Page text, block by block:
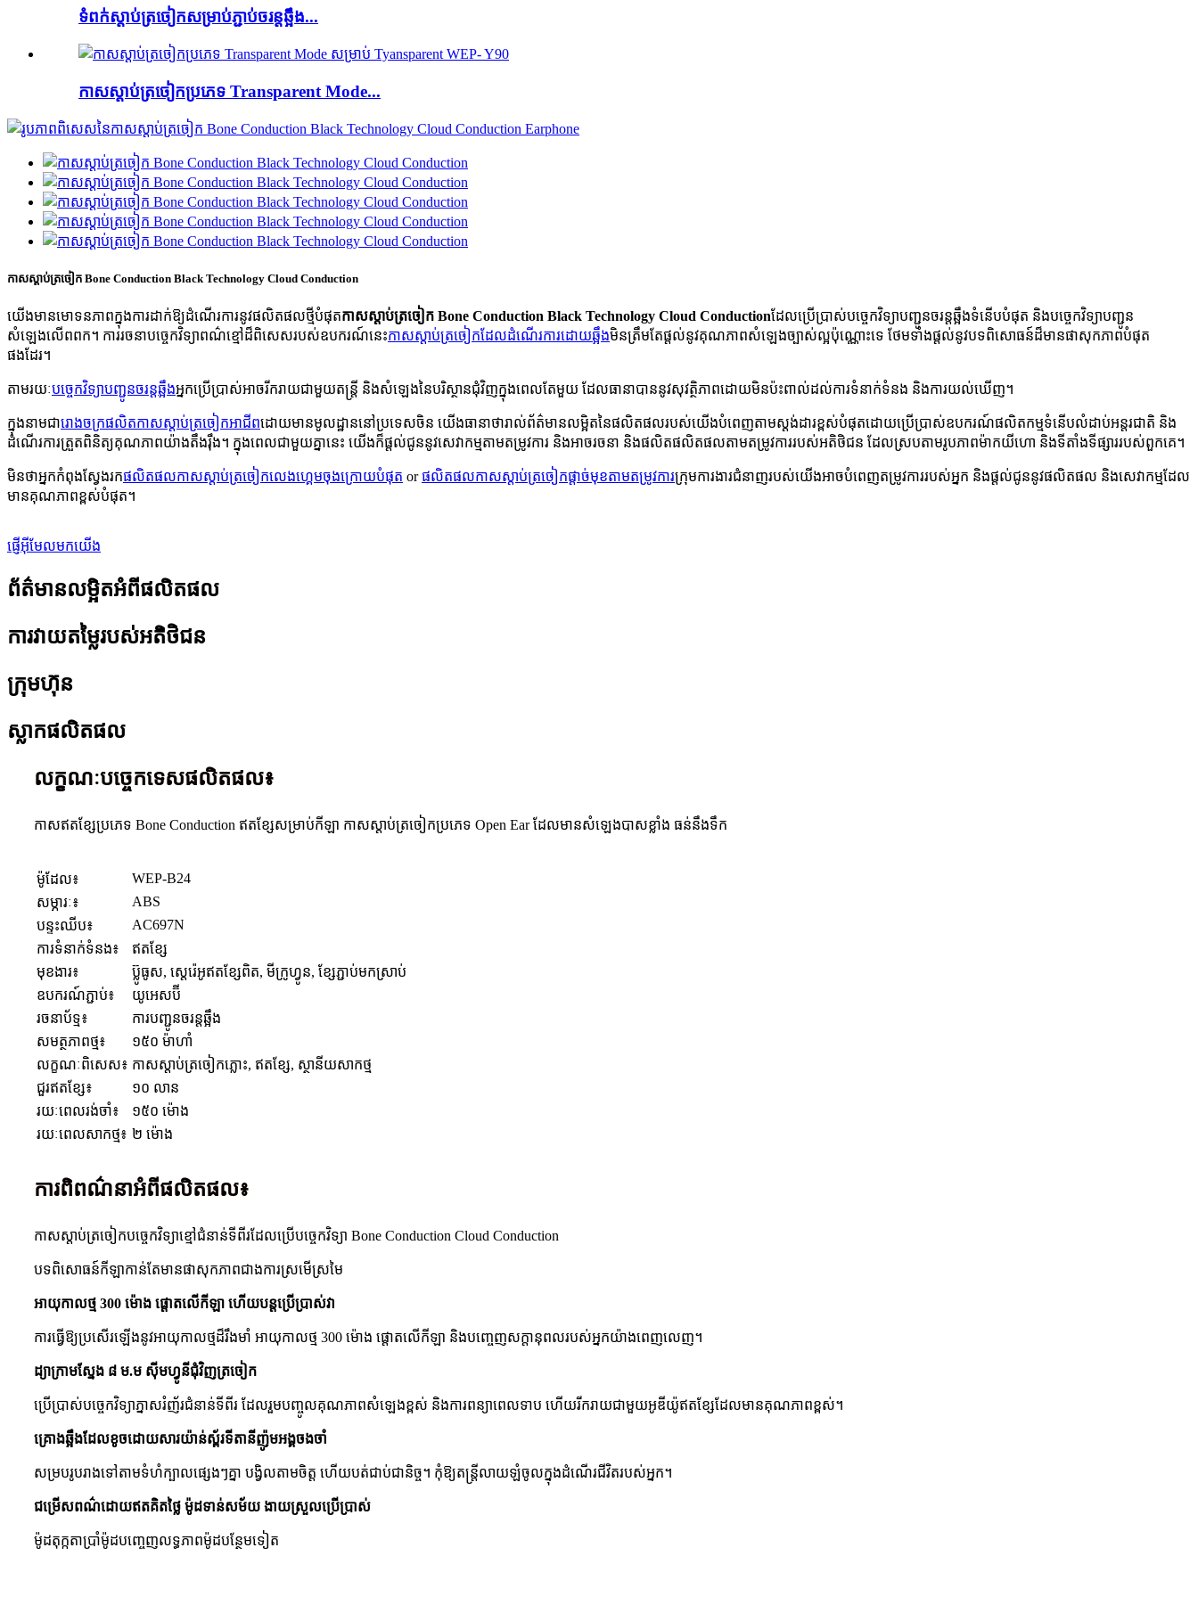
ទំពក់​ស្តាប់​ត្រចៀក​សម្រាប់​ភ្ជាប់​ចរន្ត​ឆ្អឹង...
កាសស្តាប់ត្រចៀកប្រភេទ Transparent Mode...
កាសស្តាប់ត្រចៀក Bone Conduction Black Technology Cloud Conduction
យើងមានមោទនភាពក្នុងការដាក់ឱ្យដំណើរការនូវផលិតផលថ្មីបំផុតកាសស្តាប់ត្រចៀក Bone Conduction Black Technology Cloud Conductionដែលប្រើប្រាស់បច្ចេកវិទ្យាបញ្ជូនចរន្តឆ្អឹងទំនើបបំផុត និងបច្ចេកវិទ្យាបញ្ជូន
សំឡេងលើពពក។ ការរចនាបច្ចេកវិទ្យាពណ៌ខ្មៅដ៏ពិសេសរបស់ឧបករណ៍នេះកាសស្តាប់ត្រចៀកដែលដំណើរការដោយឆ្អឹងមិនត្រឹមតែផ្តល់នូវគុណភាពសំឡេងច្បាស់ល្អប៉ុណ្ណោះទេ ថែមទាំងផ្តល់នូវបទពិសោធន៍ដ៏មានផាសុកភាពបំផុត
ផងដែរ។
តាមរយៈបច្ចេកវិទ្យាបញ្ជូនចរន្តឆ្អឹងអ្នកប្រើប្រាស់អាចរីករាយជាមួយតន្ត្រី និងសំឡេងនៃបរិស្ថានជុំវិញក្នុងពេលតែមួយ ដែលធានាបាននូវសុវត្ថិភាពដោយមិនប៉ះពាល់ដល់ការទំនាក់ទំនង និងការយល់ឃើញ។
ក្នុងនាមជារោងចក្រផលិតកាសស្តាប់ត្រចៀកអាជីពដោយមានមូលដ្ឋាននៅប្រទេសចិន យើងធានាថារាល់ព័ត៌មានលម្អិតនៃផលិតផលរបស់យើងបំពេញតាមស្តង់ដារខ្ពស់បំផុតដោយប្រើប្រាស់ឧបករណ៍ផលិតកម្មទំនើបលំដាប់អន្តរជាតិ និង
ដំណើរការត្រួតពិនិត្យគុណភាពយ៉ាងតឹងរ៉ឹង។ ក្នុងពេលជាមួយគ្នានេះ យើងក៏ផ្តល់ជូននូវសេវាកម្មតាមតម្រូវការ និងអាចរចនា និងផលិតផលិតផលតាមតម្រូវការរបស់អតិថិជន ដែលស្របតាមរូបភាពម៉ាកយីហោ និងទីតាំងទីផ្សាររបស់ពួកគេ។
មិនថាអ្នកកំពុងស្វែងរកផលិតផលកាសស្តាប់ត្រចៀកលេងហ្គេមចុងក្រោយបំផុត orផលិតផលកាសស្តាប់ត្រចៀកផ្តាច់មុខតាមតម្រូវការក្រុមការងារជំនាញរបស់យើងអាចបំពេញតម្រូវការរបស់អ្នក និងផ្តល់ជូននូវផលិតផល និងសេវាកម្មដែល
មានគុណភាពខ្ពស់បំផុត។
ផ្ញើអ៊ីមែលមកយើង
ព័ត៌មានលម្អិតអំពីផលិតផល
ការវាយតម្លៃរបស់អតិថិជន
ក្រុមហ៊ុន
ស្លាកផលិតផល
លក្ខណៈបច្ចេកទេសផលិតផល៖
កាសឥតខ្សែប្រភេទ Bone Conduction ឥតខ្សែសម្រាប់កីឡា កាសស្តាប់ត្រចៀកប្រភេទ Open Ear ដែលមានសំឡេងបាសខ្លាំង ធន់នឹងទឹក
ម៉ូដែល៖
WEP-B24
សម្ភារៈ៖
ABS
បន្ទះឈីប៖
AC697N
ការទំនាក់ទំនង៖
ឥតខ្សែ
មុខងារ៖
ប៊្លូធូស, ស្តេរ៉េអូឥតខ្សែពិត, មីក្រូហ្វូន, ខ្សែភ្ជាប់មកស្រាប់
ឧបករណ៍ភ្ជាប់៖
យូអេសប៊ី
រចនាប័ទ្ម៖
ការបញ្ជូនចរន្តឆ្អឹង
សមត្ថភាពថ្ម៖
១៥០ ម៉ាហាំ
លក្ខណៈពិសេស៖ កាសស្តាប់ត្រចៀកភ្លោះ, ឥតខ្សែ, ស្ថានីយសាកថ្ម
ជួរឥតខ្សែ៖
១០ លាន
រយៈពេលរង់ចាំ៖
១៥០ ម៉ោង
រយៈពេលសាកថ្ម៖ ២ ម៉ោង
ការពិពណ៌នាអំពីផលិតផល៖
កាសស្តាប់ត្រចៀកបច្ចេកវិទ្យាខ្មៅជំនាន់ទីពីរដែលប្រើបច្ចេកវិទ្យា Bone Conduction Cloud Conduction
បទពិសោធន៍កីឡាកាន់តែមានផាសុកភាពជាងការស្រមើស្រមៃ
អាយុកាលថ្ម 300 ម៉ោង ផ្តោតលើកីឡា ហើយបន្តប្រើប្រាស់វា
ការធ្វើឱ្យប្រសើរឡើងនូវអាយុកាលថ្មដ៏រឹងមាំ អាយុកាលថ្ម 300 ម៉ោង ផ្តោតលើកីឡា និងបញ្ចេញសក្តានុពលរបស់អ្នកយ៉ាងពេញលេញ។
ដ្យាក្រាមស្នែង ៨ ម.ម ស៊ីមហ្វូនីជុំវិញត្រចៀក
ប្រើប្រាស់បច្ចេកវិទ្យាភ្នាសរំញ័រជំនាន់ទីពីរ ដែលរួមបញ្ចូលគុណភាពសំឡេងខ្ពស់ និងការពន្យាពេលទាប ហើយរីករាយជាមួយអូឌីយ៉ូឥតខ្សែដែលមានគុណភាពខ្ពស់។
គ្រោងឆ្អឹងដែលខូចដោយសារយ៉ាន់ស្ព័រទីតានីញ៉ូមអង្គចងចាំ
សម្របរូបរាងទៅតាមទំហំក្បាលផ្សេងៗគ្នា បង្វិលតាមចិត្ត ហើយបត់ជាប់ជានិច្ច។ កុំឱ្យតន្ត្រីលាយឡំចូលក្នុងដំណើរជីវិតរបស់អ្នក។
ជម្រើសពណ៌ដោយឥតគិតថ្លៃ ម៉ូដទាន់សម័យ ងាយស្រួលប្រើប្រាស់
ម៉ូដ​តុក្កតា​ប្រាំ​ម៉ូដ​បញ្ចេញ​លទ្ធភាព​ម៉ូដ​បន្ថែម​ទៀត